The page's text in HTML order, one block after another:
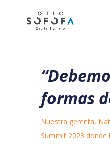
formas
Nuestra gerenta,
Summit 2023 donde